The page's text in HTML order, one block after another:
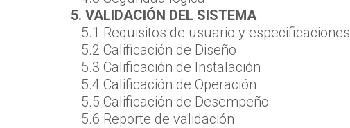
5. VALIDACIÓN DEL SISTEMA
5.1 Requisitos de usuario y especificaciones
5.2 Calificación de Diseño
5.3 Calificación de Instalación
5.4 Calificación de Operación
5.5 Calificación de Desempeño
5.6 Reporte de validación